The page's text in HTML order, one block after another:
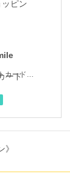
条件 : クレジットカード申込・発券